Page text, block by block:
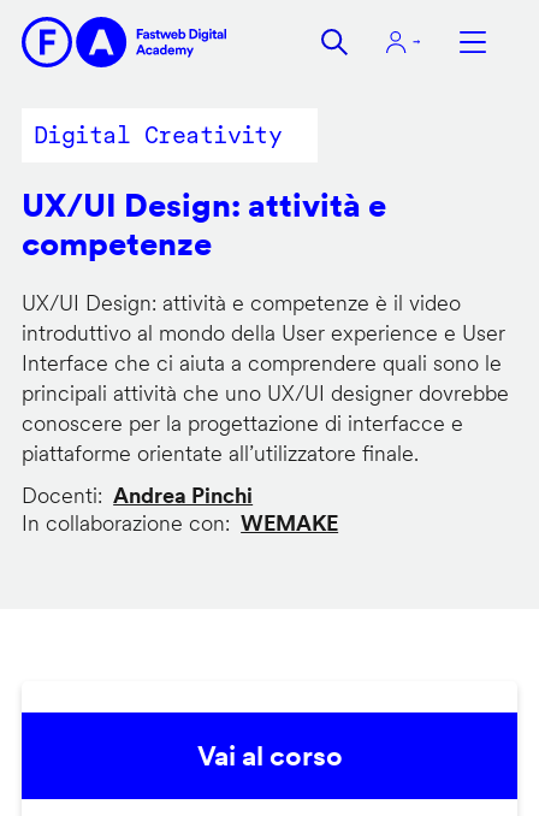
contenuto
Digital Creativity
UX/UI Design: attività e
competenze
UX/UI Design: attività e competenze è il video
introduttivo al mondo della User experience e User
Interface che ci aiuta a comprendere quali sono le
principali attività che uno UX/UI designer dovrebbe
conoscere per la progettazione di interfacce e
piattaforme orientate all’utilizzatore finale.
Docenti
Andrea Pinchi
In collaborazione con
WEMAKE
Vai al corso